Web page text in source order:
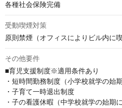
各種社会保険完備
受動喫煙対策
原則禁煙（オフィスによりビル内に喫
その他要件
■育児支援制度※適用条件あり
・短時間勤務制度（小学校就学の始
・子育て一時退出制度
・子の看護休暇（中学校就学の始期